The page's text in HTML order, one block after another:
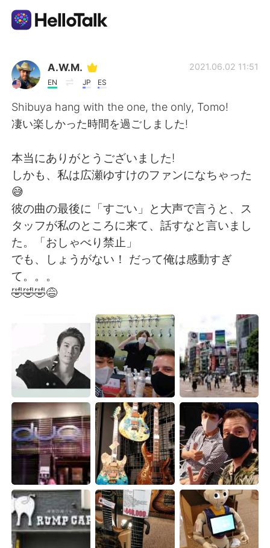
App di scambio linguistico
AI Grammar Checker
Italiano
English 简体中文
繁體中文 Español
العربية Français
Indonesia
Türkçe Tiếng Việt
A.W.M.
EN JP ES
2021.06.02 11:51
Shibuya hang with the one, the only, Tomo!
凄い楽しかった時間を過ごしました!
本当にありがとうございました!
しかも、私は広瀬ゆすけのファンになちゃった
😅
彼の曲の最後に「すごい」と大声で言うと、ス
タッフが私のところに来て、話すなと言いまし
た。「おしゃべり禁止」
でも、しょうがない！ だって俺は感動すぎ
て。。。
🤣🤣🤣😅